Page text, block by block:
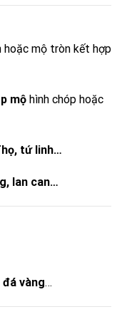
hoặc mộ tròn kết hợp
mộhình chóp hoặc
tứ linh…
lan can…
đá vàng…